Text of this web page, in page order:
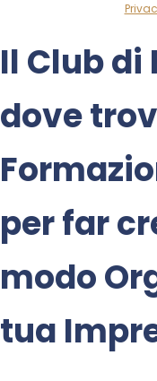
Il Club di
dove
per far
modo
tua